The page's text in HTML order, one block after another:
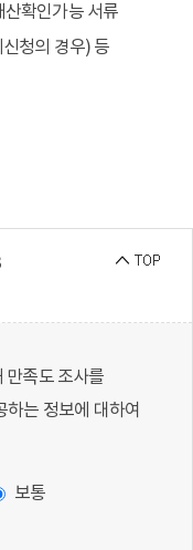
확인가능 서류
청의 경우) 등
만족도 조사를
는 정보에 대하여
보통